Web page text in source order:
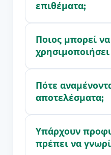
επιθέματα;
Ποιος μπορεί να
Πότε
αποτελέσματα;
Υπάρχουν
πρέπει να